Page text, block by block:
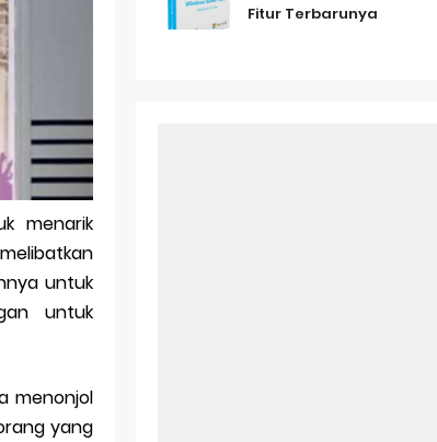
menarik
untuk
untuk
menonjol
yang
Fitur Terbarunya